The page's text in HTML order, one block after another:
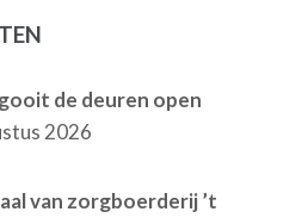
de deuren open
2026
van zorgboerderij ’t